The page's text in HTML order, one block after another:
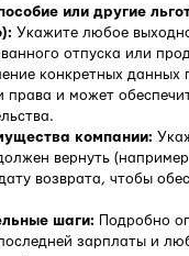
или другие
Укажите любое
отпуска или
конкретных данных
права и может
компании:
вернуть
возврата, чтобы
шаги: Подробно
зарплаты и